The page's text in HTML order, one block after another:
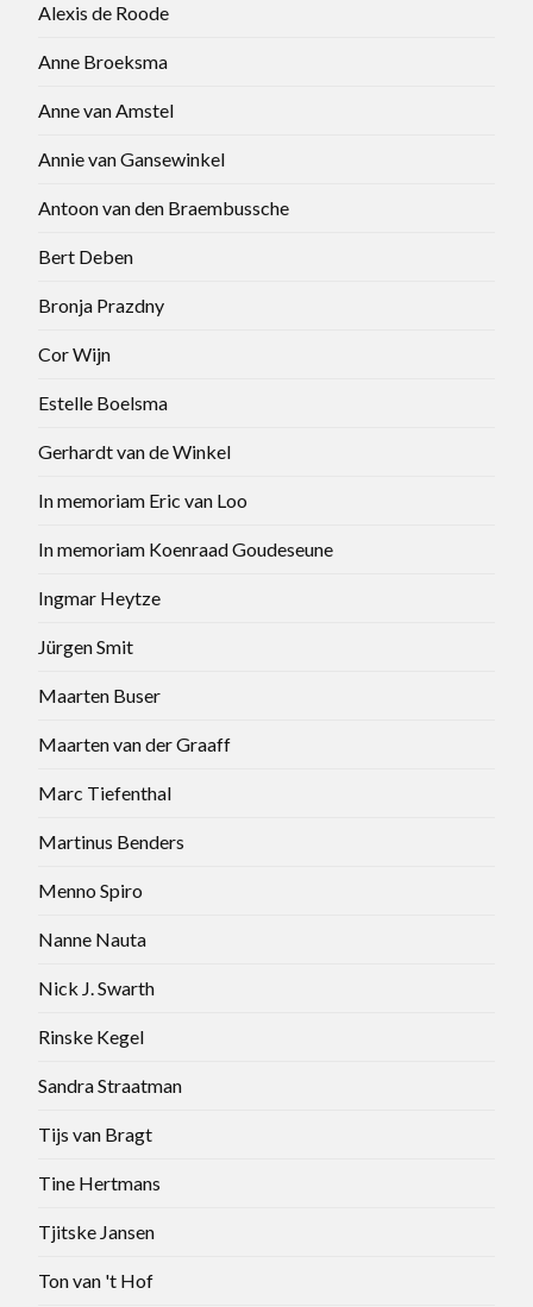
Alexis de Roode
Anne Broeksma
Anne van Amstel
Annie van Gansewinkel
Antoon van den Braembussche
Bert Deben
Bronja Prazdny
Cor Wijn
Estelle Boelsma
Gerhardt van de Winkel
In memoriam Eric van Loo
In memoriam Koenraad Goudeseune
Ingmar Heytze
Jürgen Smit
Maarten Buser
Maarten van der Graaff
Marc Tiefenthal
Martinus Benders
Menno Spiro
Nanne Nauta
Nick J. Swarth
Rinske Kegel
Sandra Straatman
Tijs van Bragt
Tine Hertmans
Tjitske Jansen
Ton van 't Hof